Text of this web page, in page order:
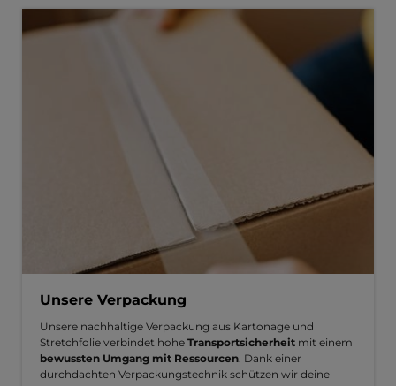
Unsere Verpackung
Unsere nachhaltige Verpackung aus Kartonage und
Stretchfolie verbindet hohe Transportsicherheit mit einem
bewussten Umgang mit Ressourcen. Dank einer
durchdachten Verpackungstechnik schützen wir deine